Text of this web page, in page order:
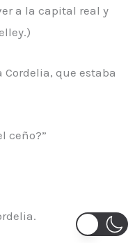
a la capital real y
que estaba
ceño?”